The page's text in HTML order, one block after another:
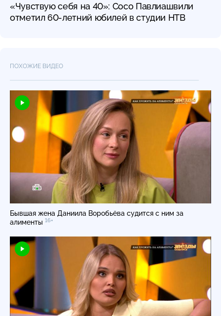
«Чувствую себя на 40»: Сосо Павлиашвили
отметил 60-летний юбилей в студии НТВ
ПОХОЖИЕ ВИДЕО
Бывшая жена Даниила Воробьёва судится с ним за
алименты 16+